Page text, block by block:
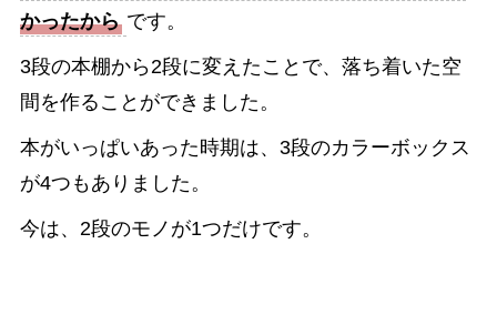
かったから です。
3段の本棚から2段に変えたことで、落ち着いた空
間を作ることができました。
本がいっぱいあった時期は、3段のカラーボックス
が4つもありました。
今は、2段のモノが1つだけです。